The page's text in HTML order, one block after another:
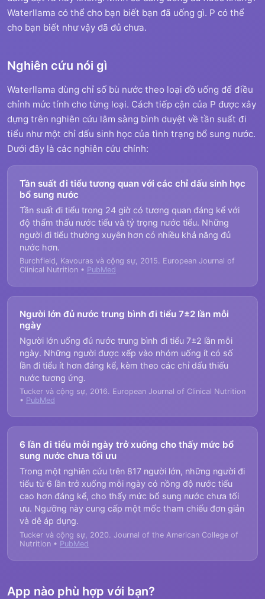
Waterllama có thể cho bạn biết bạn đã uống gì. P có thể
cho bạn biết như vậy đã đủ chưa.
Nghiên cứu nói gì
Waterllama dùng chỉ số bù nước theo loại đồ uống để điều
chỉnh mức tính cho từng loại. Cách tiếp cận của P được xây
dựng trên nghiên cứu lâm sàng bình duyệt về tần suất đi
tiểu như một chỉ dấu sinh học của tình trạng bổ sung nước.
Dưới đây là các nghiên cứu chính:
Tần suất đi tiểu tương quan với các chỉ dấu sinh học
bổ sung nước
Tần suất đi tiểu trong 24 giờ có tương quan đáng kể với
độ thẩm thấu nước tiểu và tỷ trọng nước tiểu. Những
người đi tiểu thường xuyên hơn có nhiều khả năng đủ
nước hơn.
Burchfield, Kavouras và cộng sự, 2015. European Journal of
Clinical Nutrition • PubMed
Người lớn đủ nước trung bình đi tiểu 7±2 lần mỗi
ngày
Người lớn uống đủ nước trung bình đi tiểu 7±2 lần mỗi
ngày. Những người được xếp vào nhóm uống ít có số
lần đi tiểu ít hơn đáng kể, kèm theo các chỉ dấu thiếu
nước tương ứng.
Tucker và cộng sự, 2016. European Journal of Clinical Nutrition
• PubMed
6 lần đi tiểu mỗi ngày trở xuống cho thấy mức bổ
sung nước chưa tối ưu
Trong một nghiên cứu trên 817 người lớn, những người đi
tiểu từ 6 lần trở xuống mỗi ngày có nồng độ nước tiểu
cao hơn đáng kể, cho thấy mức bổ sung nước chưa tối
ưu. Ngưỡng này cung cấp một mốc tham chiếu đơn giản
và dễ áp dụng.
Tucker và cộng sự, 2020. Journal of the American College of
Nutrition • PubMed
App nào phù hợp với bạn?